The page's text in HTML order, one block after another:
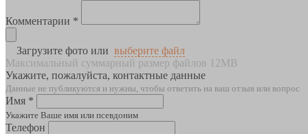
Комментарии *
Загрузите фото или выберите файл
Максимальный суммарный размер файлов 12MB
Укажите, пожалуйста, контактные данные
Данные не публикуются и нужны, чтобы ответить на ваш отзыв или вопрос
Имя *
Укажите Ваше имя или псевдоним
Телефон